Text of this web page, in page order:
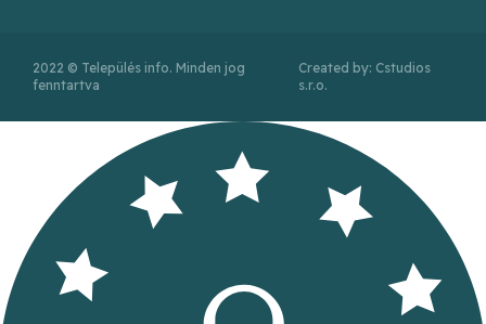
2022 © Település info. Minden jog
fenntartva
Created by: Cstudios
s.r.o.